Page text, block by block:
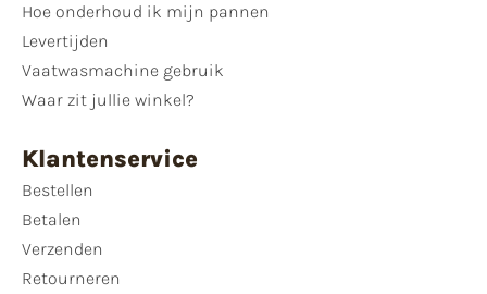
Hoe onderhoud ik mijn pannen
Levertijden
Vaatwasmachine gebruik
Waar zit jullie winkel?
Klantenservice
Bestellen
Betalen
Verzenden
Retourneren